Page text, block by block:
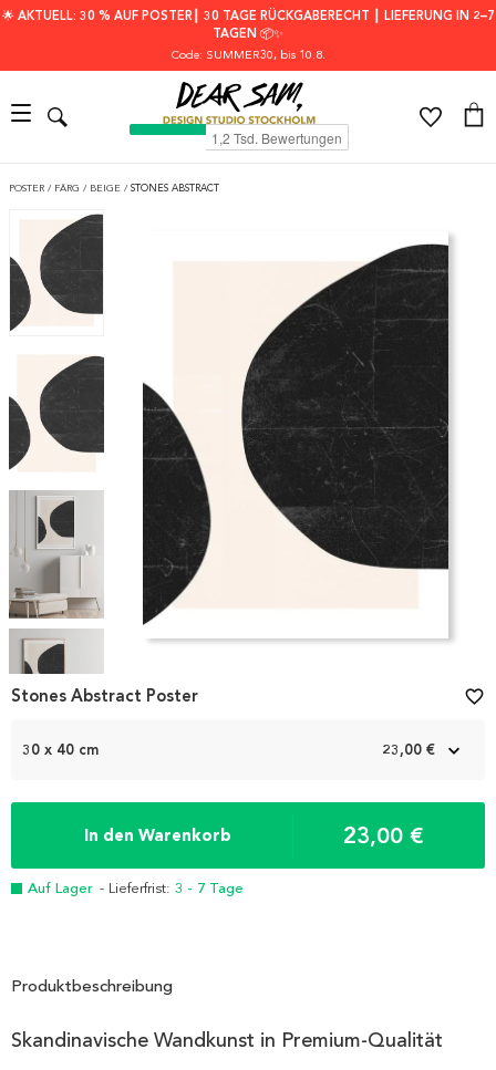
🌟 AKTUELL: 30 % AUF POSTER┃ 30 TAGE RÜCKGABERECHT ┃ LIEFERUNG IN 2–7
TAGEN 📦✨
Code: SUMMER30, bis 10.8.
POSTER / FÄRG / BEIGE / STONES ABSTRACT
Item
1
30 x 40 cm 23,00 €
In den Warenkorb 23,00 €
Auf Lager - Lieferfrist: 3 - 7 Tage
Stones Abstract Poster favorite_border
Produktbeschreibung
Skandinavische Wandkunst in Premium-Qualität